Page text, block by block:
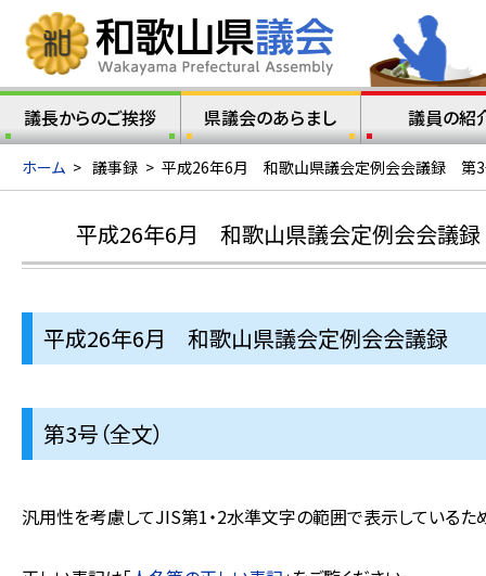
議長からのご挨拶 県議会のあらまし 議員の紹
ホーム > 議事録 > 平成26年6月 和歌山県議会定例会会議録 第3
平成26年6月 和歌山県議会定例会会議録
平成26年6月 和歌山県議会定例会会議録
第3号（全文）
汎用性を考慮してJIS第1・2水準文字の範囲で表示しているた